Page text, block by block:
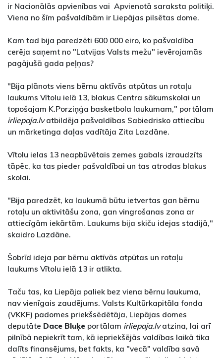
ir Nacionālās apvienības vai Apvienotā saraksta politiķi.
Viena no šīm pašvaldībām ir Liepājas pilsētas dome.
Kam tad bija paredzēti 600 000 eiro, ko pašvaldība
cerēja saņemt no "Latvijas Valsts mežu" ievērojamās
pagājušā gada peļņas?
"Bija plānots viens bērnu aktīvās atpūtas un rotaļu
laukums Vītolu ielā 13, blakus Centra sākumskolai un
topošajam K.Porziņģa basketbola laukumam," portālam
irliepaja.lvatbildēja pašvaldības Sabiedrisko attiecību
un mārketinga daļas vadītāja Zita Lazdāne.
Vītolu ielas 13 neapbūvētais zemes gabals izraudzīts
tāpēc, ka tas pieder pašvaldībai un tas atrodas blakus
skolai.
"Bija paredzēt, ka laukumā būtu ietvertas gan bērnu
rotaļu un aktivitāšu zona, gan vingrošanas zona ar
attiecīgām iekārtām. Laukums bija skiču idejas stadijā,"
skaidro Lazdāne.
Šobrīd ideja par bērnu aktīvās atpūtas un rotaļu
laukums Vītolu ielā 13 ir atlikta.
Taču tas, ka Liepāja paliek bez viena bērnu laukuma,
nav vienīgais zaudējums. Valsts Kultūrkapitāla fonda
(VKKF) padomes priekšsēdētāja, Liepājas domes
deputāte Dace Bluķe portālam irliepaja.lvatzina, lai arī
pilnībā nepiekrīt tam, kā iepriekšējās valdības laikā tika
dalīts finansējums, bet fakts, ka "vecā" valdība savā